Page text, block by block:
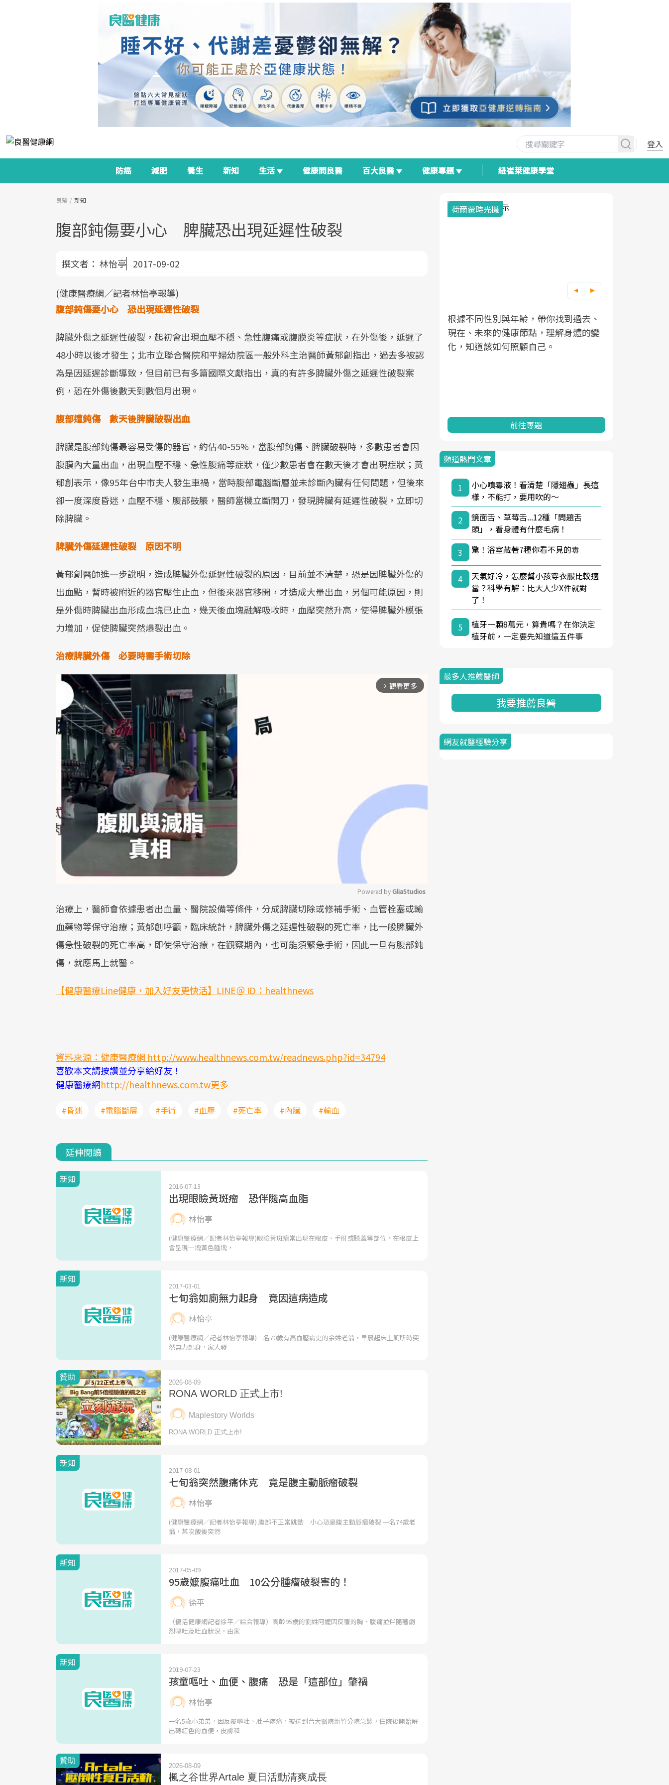
登入
防癌 減肥 養生 新知 生活 健康問良醫 百大良醫 健康專題 紐崔萊健康學堂
良醫 新知
腹部鈍傷要小心 脾臟恐出現延遲性破裂
撰文者： 林怡亭 2017-09-02
(健康醫療網／記者林怡亭報導)
腹部鈍傷要小心 恐出現延遲性破裂
脾臟外傷之延遲性破裂，起初會出現血壓不穩、急性腹痛或腹膜炎等症狀，在外傷後，延遲了
48小時以後才發生；北市立聯合醫院和平婦幼院區一般外科主治醫師黃郁創指出，過去多被認
為是因延遲診斷導致，但目前已有多篇國際文獻指出，真的有許多脾臟外傷之延遲性破裂案
例，恐在外傷後數天到數個月出現。
腹部遭鈍傷 數天後脾臟破裂出血
脾臟是腹部鈍傷最容易受傷的器官，約佔40-55%，當腹部鈍傷、脾臟破裂時，多數患者會因
腹膜內大量出血，出現血壓不穩、急性腹痛等症狀，僅少數患者會在數天後才會出現症狀；黃
郁創表示，像95年台中市夫人發生車禍，當時腹部電腦斷層並未診斷內臟有任何問題，但後來
卻一度深度昏迷，血壓不穩、腹部鼓脹，醫師當機立斷開刀，發現脾臟有延遲性破裂，立即切
除脾臟。
脾臟外傷延遲性破裂 原因不明
黃郁創醫師進一步說明，造成脾臟外傷延遲性破裂的原因，目前並不清楚，恐是因脾臟外傷的
出血點，暫時被附近的器官壓住止血，但後來器官移開，才造成大量出血，另個可能原因，則
是外傷時脾臟出血形成血塊已止血，幾天後血塊融解吸收時，血壓突然升高，使得脾臟外膜張
力增加，促使脾臟突然爆裂出血。
治療脾臟外傷 必要時需手術切除
arrow_forward_ios 觀看更多
Mute
Powered by GliaStudios
治療上，醫師會依據患者出血量、醫院設備等條件，分成脾臟切除或修補手術、血管栓塞或輸
血藥物等保守治療；黃郁創呼籲，臨床統計，脾臟外傷之延遲性破裂的死亡率，比一般脾臟外
傷急性破裂的死亡率高，即使保守治療，在觀察期內，也可能須緊急手術，因此一旦有腹部鈍
傷，就應馬上就醫。
【健康醫療Line健康，加入好友更快活】LINE＠ ID：healthnews
資料來源：健康醫療網 http://www.healthnews.com.tw/readnews.php?id=34794
喜歡本文請按讚並分享給好友！
健康醫療網http://healthnews.com.tw更多
#昏迷 #電腦斷層 #手術 #血壓 #死亡率 #內臟 #輸血
延伸閱讀
新知
2016-07-13
出現眼瞼黃斑瘤 恐伴隨高血脂
林怡亭
(健康醫療網／記者林怡亭報導)眼瞼黃斑瘤常出現在眼皮、手肘或膝蓋等部位，在眼皮上
會呈現一塊黃色腫塊，
新知
2017-03-01
七旬翁如廁無力起身 竟因這病造成
林怡亭
(健康醫療網／記者林怡亭報導)一名70歲有高血壓病史的余姓老翁，早晨起床上廁所時突
然無力起身，家人發
新知
2017-08-01
七旬翁突然腹痛休克 竟是腹主動脈瘤破裂
林怡亭
(健康醫療網／記者林怡亭報導) 腹部不正常跳動 小心恐是腹主動脈瘤破裂 一名74歲老
翁，某次飯後突然
新知
2017-05-09
95歲嬤腹痛吐血 10公分腫瘤破裂害的！
徐平
（優活健康網記者徐平／綜合報導）高齡95歲的劉姓阿嬤因反覆的胸、腹痛並伴隨著劇
烈嘔吐及吐血狀況，由家
新知
2019-07-23
孩童嘔吐、血便、腹痛 恐是「這部位」肇禍
林怡亭
一名5歲小弟弟，因反覆嘔吐、肚子疼痛，被送到台大醫院新竹分院急診，住院後開始解
出磚紅色的血便，皮膚和
邁向「健康照護」的新時代。隨著國家
政策如「健康台灣推動委員會」與「長
照3.0」的推進，「預防醫學」已成全民
關注的核心議題。然而，健檢不只是醫
健康新生活」，從講座、體驗到運動，
全面啟動你的健康革命！
發，透過醫學觀點與日常感受的對話，
建立對亞健康的認知，進而引導實際的
改善行動。
荷爾蒙時光機
根據不同性別與年齡，帶你找到過去、
現在、未來的健康節點，理解身體的變
化，知道該如何照顧自己。
前往專題
頻道熱門文章
1
小心噴毒液！看清楚「隱翅蟲」長這
樣，不能打，要用吹的～
2
鏡面舌、草莓舌...12種「問題舌
頭」，看身體有什麼毛病！
3
驚！浴室藏著7種你看不見的毒
4
天氣好冷，怎麼幫小孩穿衣服比較適
當？科學有解：比大人少X件就對
了！
5
植牙一顆8萬元，算貴嗎？在你決定
植牙前，一定要先知道這五件事
最多人推薦醫師
我要推薦良醫
網友就醫經驗分享